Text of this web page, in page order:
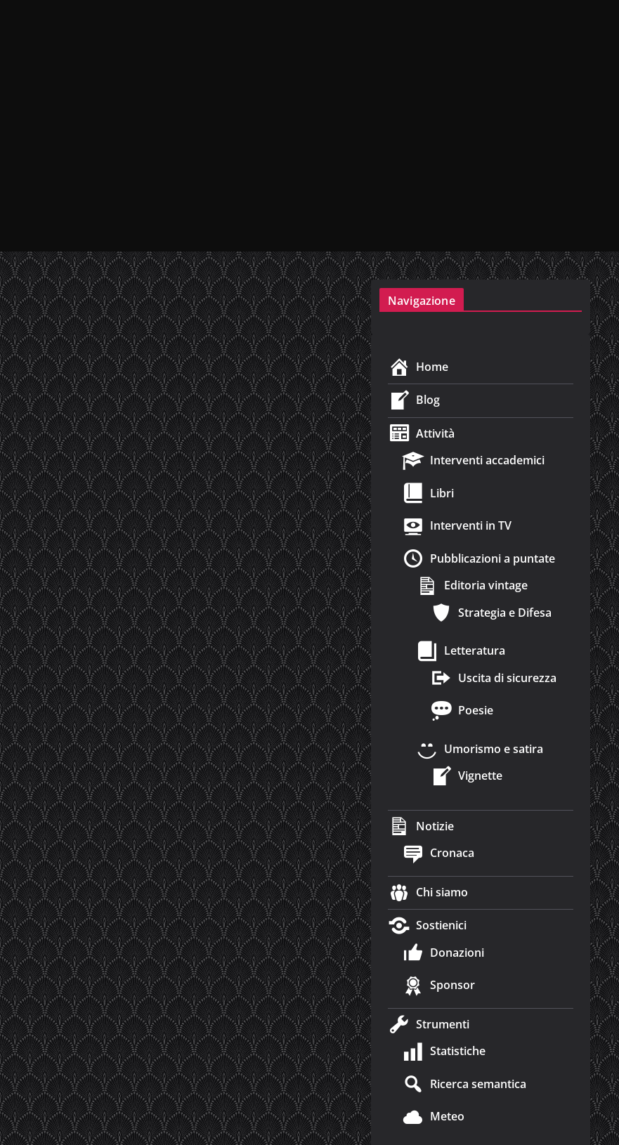
Navigazione
Home
Blog
Attività
Interventi accademici
Libri
Interventi in TV
Pubblicazioni a puntate
Editoria vintage
Strategia e Difesa
Letteratura
Uscita di sicurezza
Poesie
Umorismo e satira
Vignette
Notizie
Cronaca
Chi siamo
Sostienici
Donazioni
Sponsor
Strumenti
Statistiche
Ricerca semantica
Meteo